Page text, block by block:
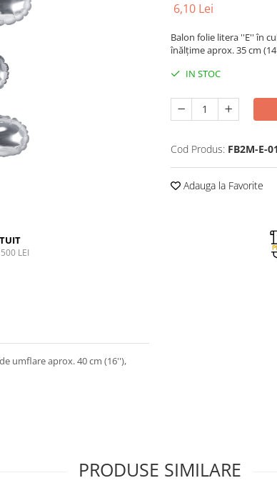
6,10 Lei
Balon folie litera ''E'' în
înălțime aprox. 35 cm
IN STOC
Cod Produs: FB2M-E-
Adauga la Favorite
LEI
umflare aprox. 40 cm (16''),
PRODUSE SIMILARE